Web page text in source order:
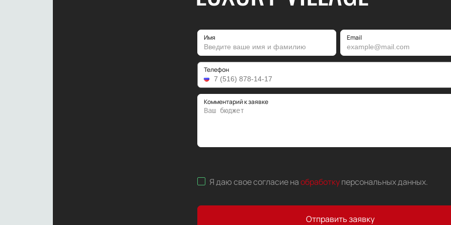
Имя Email
Телефон
Комментарий к заявке
Я даю свое согласие наобработку персональных данных.
Отправить заявку